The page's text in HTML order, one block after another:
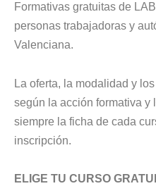
Formativas gratuitas de
personas trabajadoras y
Valenciana.
La oferta, la modalidad y
según la acción formativa y
siempre la ficha de cada
inscripción.
ELIGE TU CURSO